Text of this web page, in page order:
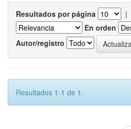
Resultados por página |
En orden
Autor/registro
Resultados 1-1 de 1.